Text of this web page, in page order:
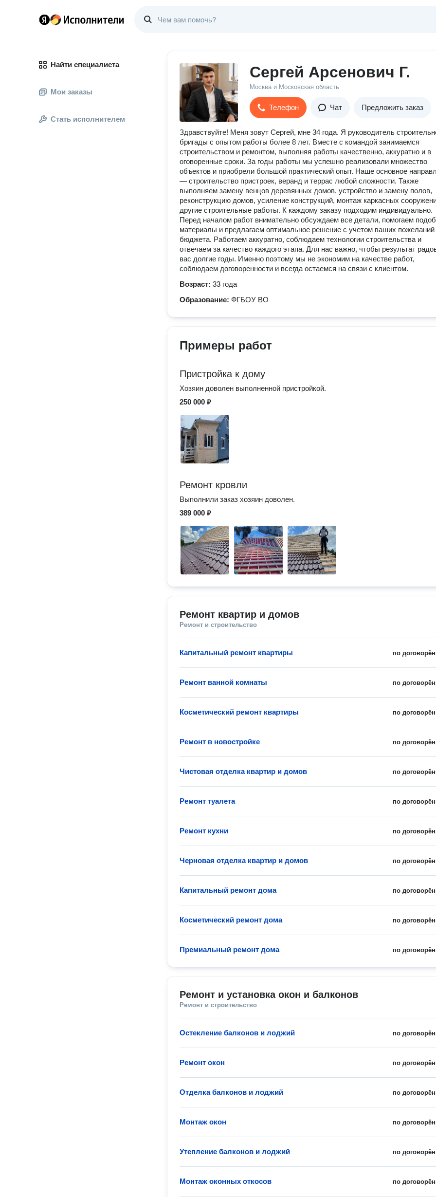
Найти специалиста
Мои заказы
Стать исполнителем
Сергей Арсенович Г.
Москва и Московская область
Телефон Чат Предложить заказ
Здравствуйте! Меня зовут Сергей, мне 34 года. Я руководитель
бригады с опытом работы более 8 лет. Вместе с командой занимаемся
строительством и ремонтом, выполняя работы качественно, аккуратно и в
оговоренные сроки. За годы работы мы успешно реализовали множество
объектов и приобрели большой практический опыт. Наше основное
— строительство пристроек, веранд и террас любой сложности. Также
выполняем замену венцов деревянных домов, устройство и замену полов,
реконструкцию домов, усиление конструкций, монтаж каркасных
другие строительные работы. К каждому заказу подходим индивидуально.
Перед началом работ внимательно обсуждаем все детали, помогаем
материалы и предлагаем оптимальное решение с учетом ваших пожеланий
бюджета. Работаем аккуратно, соблюдаем технологии строительства и
отвечаем за качество каждого этапа. Для нас важно, чтобы результат
вас долгие годы. Именно поэтому мы не экономим на качестве работ,
соблюдаем договоренности и всегда остаемся на связи с клиентом.
Возраст: 33 года
Образование: ФГБОУ ВО
Примеры работ
Пристройка к дому
Хозяин доволен выполненной пристройкой.
250 000 ₽
Ремонт кровли
Выполнили заказ хозяин доволен.
389 000 ₽
Ремонт квартир и домов
Ремонт и строительство
по
Капитальный ремонт квартиры
по
Ремонт ванной комнаты
по
Косметический ремонт квартиры
по
Ремонт в новостройке
по
Чистовая отделка квартир и домов
по
Ремонт туалета
по
Ремонт кухни
по
Черновая отделка квартир и домов
по
Капитальный ремонт дома
по
Косметический ремонт дома
по
Премиальный ремонт дома
Ремонт и установка окон и балконов
Ремонт и строительство
по
Остекление балконов и лоджий
по
Ремонт окон
по
Отделка балконов и лоджий
по
Монтаж окон
по
Утепление балконов и лоджий
по
Монтаж оконных откосов